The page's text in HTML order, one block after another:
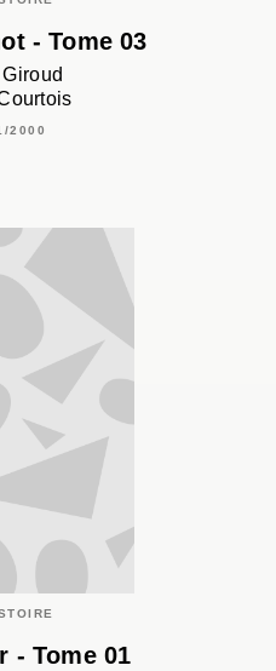
- Tome 03
2000
- Tome 01